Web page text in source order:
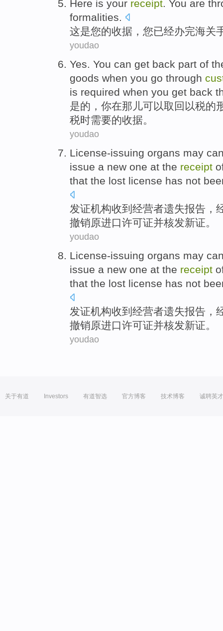
Here is your receipt. You are
formalities.
这是您的收据 ， 您已经办完海关
youdao
Yes. You can get back part of
goods when you go through
is required when you get back
是的 ， 你在那儿可以取回 以税的
税时需要的收据。
youdao
License-issuing organs may
issue a new one at the receipt
that the lost license has not
发证机构收到 经营者遗失报告 ，
撤销原进口许可证并核发新证。
youdao
License-issuing organs may
issue a new one at the receipt
that the lost license has not
发证机构收到 经营者遗失报告 ，
撤销原进口许可证并核发新证。
youdao
关于有道 Investors 有道智选 官方博客 技术博客 诚聘英才